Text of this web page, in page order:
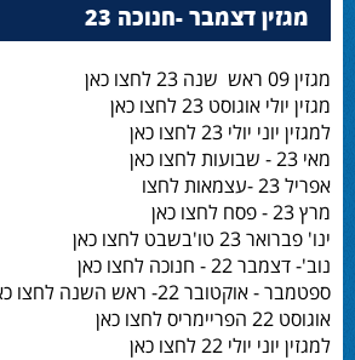
מגזין דצמבר -חנוכה 23
מגזין 09 ראש שנה 23 לחצו כאן
מגזין יולי אוגוסט 23 לחצו כאן
למגזין יוני יולי 23 לחצו כאן
מאי 23 - שבועות לחצו כאן
אפריל 23 -עצמאות לחצו
מרץ 23 - פסח לחצו כאן
ינו' פברואר 23 טו'בשבט לחצו כאן
נוב'- דצמבר 22 - חנוכה לחצו כאן
ספטמבר - אוקטובר 22- ראש השנה לחצו כאן
אוגוסט 22 הפריימריס לחצו כאן
למגזין יוני יולי 22 לחצו כאן